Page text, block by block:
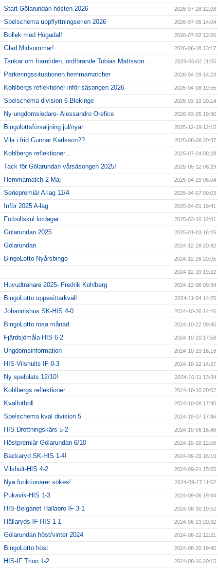
Start Gölarundan hösten 2026 2026-07-28 12:08
Spelschema uppflyttningserien 2026 2026-07-05 14:04
Bollek med Högadal! 2026-07-02 12:26
Glad Midsommar! 2026-06-18 13:17
Tankar om framtiden, ordförande Tobias Mattsson… 2026-06-02 11:55
Parkeringssituationen hemmamatcher 2026-04-29 14:23
Kohlbergs reflektioner inför säsongen 2026 2026-04-08 19:55
Spelschema division 6 Blekinge 2026-03-19 20:14
Ny ungdomsledare- Alessandro Orefice 2026-03-05 19:30
Bingolottsförsäljning jul/nyår 2025-12-19 12:15
Vila i frid Gunnar Karlsson?? 2025-08-08 20:37
Kohlbergs reflektioner… 2025-07-24 08:28
Tack för Gölarundan vårsäsongen 2025! 2025-05-12 06:29
Hemmamatch 2 Maj 2025-04-29 06:04
Seriepremiär A-lag 11/4 2025-04-07 09:03
Inför 2025 A-lag 2025-04-01 19:41
Fotbollskul lördagar 2025-03-10 12:01
Gölarundan 2025 2025-01-03 16:26
Gölarundan 2024-12-28 20:42
BingoLotto Nyårsbingo 2024-12-26 20:05
2024-12-19 19:22
Huvudtränare 2025- Fredrik Kohlberg 2024-12-06 09:34
BingoLotto uppesittarkväll 2024-11-04 14:25
Johannishus SK-HIS 4-0 2024-10-26 14:26
BingoLotto rosa månad 2024-10-22 09:45
Fjärdsjömåla-HIS 6-2 2024-10-20 17:58
Ungdomsinformation 2024-10-19 16:18
HIS-Vilshults IF 0-3 2024-10-12 14:27
Ny spelplats 12/10! 2024-10-11 13:34
Kohlbergs reflektioner… 2024-10-10 20:52
Kvalfotboll 2024-10-08 17:40
Spelschema kval division 5 2024-10-07 17:46
HIS-Drottningskärs 5-2 2024-10-06 16:46
Höstpremiär Gölarundan 6/10 2024-10-02 12:06
Backaryd SK-HIS 1-4! 2024-09-29 16:10
Vilshult-HIS 4-2 2024-09-21 15:55
Nya funktionärer sökes! 2024-09-17 11:52
Pukavik-HIS 1-3 2024-09-06 19:44
HIS-Belganet Hallabro IF 3-1 2024-08-30 19:52
Hällaryds IF-HIS 1-1 2024-08-23 20:32
Gölarundan höst/vinter 2024 2024-08-22 12:21
BingoLotto höst 2024-08-20 19:45
HIS-IF Trion 1-2 2024-08-16 20:15